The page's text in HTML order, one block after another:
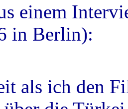
einem
in Berlin):
als ich den